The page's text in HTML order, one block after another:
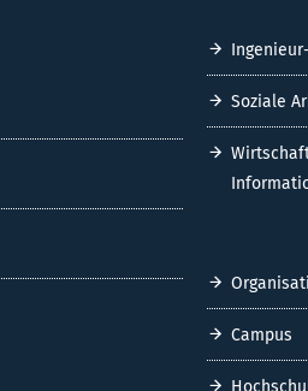
Soziale
Campus